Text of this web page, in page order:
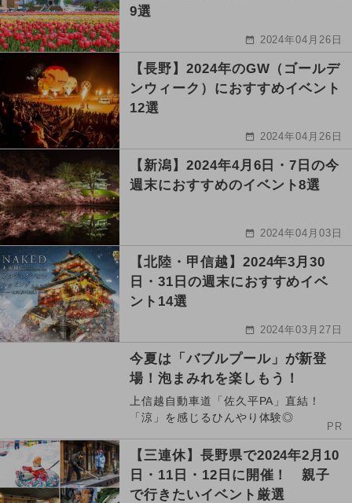
9選
2024年04月26日
【長野】2024年のGW（ゴールデ
ンウィーク）におすすめイベント
12選
2024年04月26日
【新潟】2024年4月6日・7日の今
週末におすすめのイベント8選
2024年04月03日
【北陸・甲信越】2024年3月30
日・31日の週末におすすめイベ
ント14選
2024年03月27日
今夏は「バブルプール」が新登
場！泡まみれを楽しもう！
上信越自動車道「佐久平PA」直結！
「涼」を感じるひんやり体験◎
PR
【三連休】長野県で2024年2月10
日・11日・12日に開催！ 親子
で行きたいイベント厳選